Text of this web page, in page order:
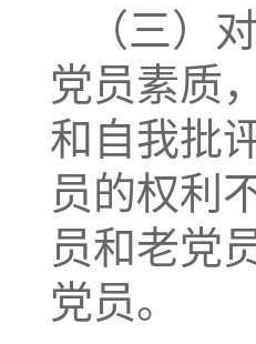
（三）
党员素质
和自我批
员的权利
员和老党
党员。